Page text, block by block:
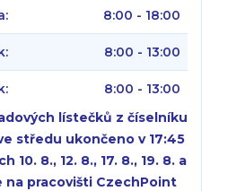
8:00 - 18:00
8:00 - 13:00
8:00 - 13:00
lístečků z číselníku
středu ukončeno v 17:45
10. 8., 12. 8., 17. 8., 19. 8. a
na pracovišti CzechPoint